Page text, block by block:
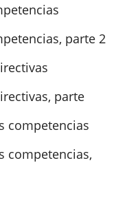
parte 2
parte
competencias
competencias,